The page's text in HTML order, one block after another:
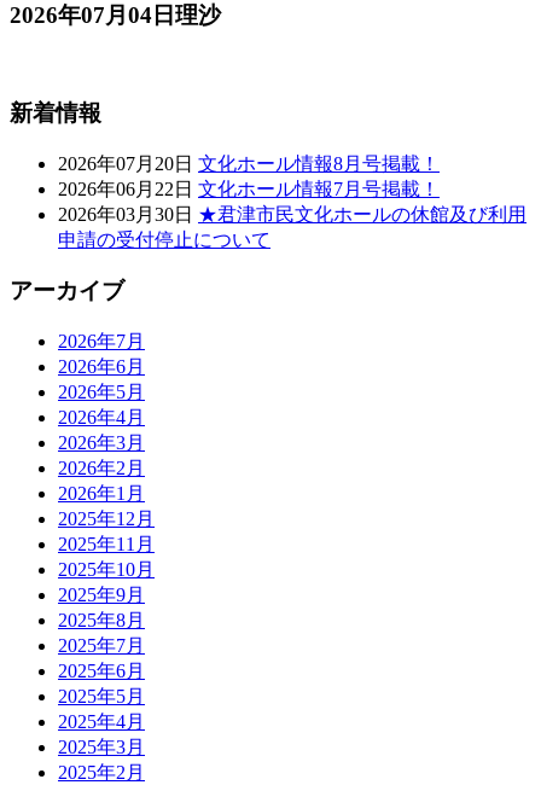
2026年07月04日理沙
新着情報
2026年07月20日 文化ホール情報8月号掲載！
2026年06月22日 文化ホール情報7月号掲載！
2026年03月30日 ★君津市民文化ホールの休館及び利用
申請の受付停止について
アーカイブ
2026年7月
2026年6月
2026年5月
2026年4月
2026年3月
2026年2月
2026年1月
2025年12月
2025年11月
2025年10月
2025年9月
2025年8月
2025年7月
2025年6月
2025年5月
2025年4月
2025年3月
2025年2月